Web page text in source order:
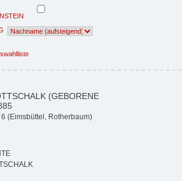
(GEBORENE
(Eimsbüttel, Rotherbaum)